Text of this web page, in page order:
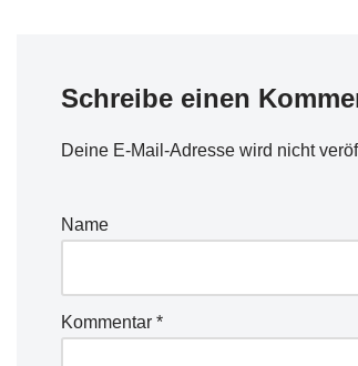
Schreibe einen
Deine E-Mail-Adresse wird nicht
Name
Kommentar *